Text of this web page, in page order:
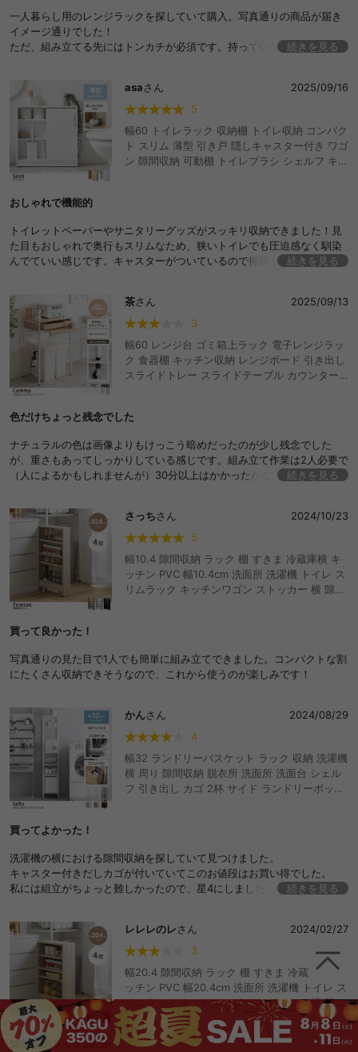
一人暮らし用のレンジラックを探していて購入。写真通りの商品が届き
イメージ通りでした！
ただ、組み立てる先にはトンカチが必須です。持っていなかった私は大
ラック脚が上下で分かれており、連結して組み立てるのですが、、、接
続部分の部品をはめるのが、トンカチがあれば簡単ですが持っていない
人は超大変だと思います。自重をかけても完全には接続しきれず、それ
に伴いビスが打てないためビス無し連結して使っています。あとスライ
ド天板の部品が納品時オイリーでした。組み立て部品の商品改良がされ
れば、その他は文句なしに使いやすいです！
続きを見る
asaさん
2025/09/16
5
幅60 トイレラック 収納棚 トイレ収納 コンパク
ト スリム 薄型 引き戸 隠しキャスター付き ワゴ
ン 隙間収納 可動棚 トイレブラシ シェルフ キャ
玄関 キッチン すきま収納 トイレ用品 おしゃれ
おすすめ 安い
おしゃれで機能的
トイレットペーパーやサニタリーグッズがスッキリ収納できました！見
た目もおしゃれで奥行もスリムなため、狭いトイレでも圧迫感なく馴染
んでていい感じです。キャスターがついているので掃除もしやすくて助
続きを見る
茶さん
2025/09/13
3
幅60 レンジ台 ゴミ箱上ラック 電子レンジラッ
ク 食器棚 キッチン収納 レンジボード 引き出し
スライドトレー スライドテーブル カウンター
ごみ箱 省スペース レンジ下収納 スリム ロータ
台所 リビング ランドリーラック サニタリーラ
ック ダストボックス上 炊飯器
色だけちょっと残念でした
ナチュラルの色は画像よりもけっこう暗めだったのが少し残念でした
が、重さもあってしっかりしている感じです。組み立て作業は2人必要で
（人によるかもしれませんが）30分以上はかかったかな。キッチンのス
続きを見る
さっちさん
2024/10/23
5
幅10.4 隙間収納 ラック 棚 すきま 冷蔵庫横 キ
ッチン PVC 幅10.4cm 洗面所 洗濯機 トイレ ス
リムラック キッチンワゴン ストッカー 横 隙間
買って良かった！
写真通りの見た目で1人でも簡単に組み立てできました。コンパクトな割
にたくさん収納できそうなので、これから使うのが楽しみです！
かんさん
2024/08/29
4
幅32 ランドリーバスケット ラック 収納 洗濯機
横 周り 隙間収納 脱衣所 洗面所 洗面台 シェル
フ 引き出し カゴ 2杯 サイド ランドリーボック
買ってよかった！
洗濯機の横における隙間収納を探していて見つけました。
キャスター付きだしカゴが付いていてこのお値段はお買い得でした。
私には組立がちょっと難しかったので、星4にしました！
頑張って組立てたので、大事に使おうと思います。
続きを見る
レレレのレさん
2024/02/27
3
幅20.4 隙間収納 ラック 棚 すきま 冷蔵庫横 キ
ッチン PVC 幅20.4cm 洗面所 洗濯機 トイレ ス
リムラック キッチンワゴン ストッカー 横 隙間
ラック 洗面台 玄関 パントリー キャスター付き
ワゴン ランドリーラック サニタリー 台所 細い
薄型 木製 キッチン収納 すき間 おしゃれ おすす
隙間収納ラック20cm